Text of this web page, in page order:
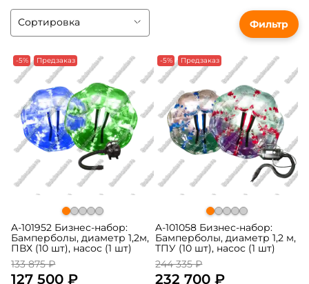
-5% Предзаказ
A-101952 Бизнес-набор:
Бамперболы, диаметр 1,2м,
ПВХ (10 шт), насос (1 шт)
133 875 ₽
127 500 ₽
-5% Предзаказ
A-101058 Бизнес-набор:
Бамперболы, диаметр 1,2 м,
ТПУ (10 шт), насос (1 шт)
244 335 ₽
232 700 ₽
Фильтр